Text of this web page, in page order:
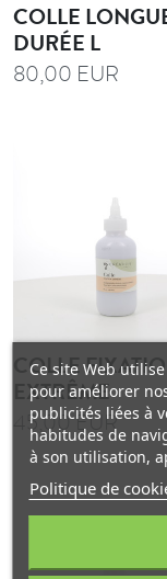
COLLE
DURÉE L
80,00 EUR
COLLE
EXTRÊME
45,00 EUR
Ce site Web
pour améliorer
publicités liées à
habitudes de
à son utilisation,
Politique de